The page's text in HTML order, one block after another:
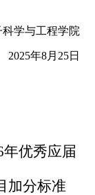
学与工程学院
2025年8月 25日
年优秀应届
加分标准